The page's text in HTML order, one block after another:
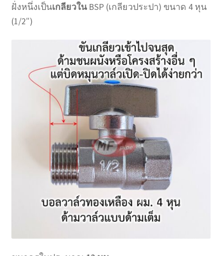
ฝั่งหนึ่งเป็นเกลียวในBSP (เกลียวประปา) ขนาด 4 หุน
(1/2″)